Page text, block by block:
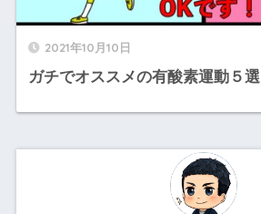
2021年10月10日
ガチでオススメの有酸素運動５選